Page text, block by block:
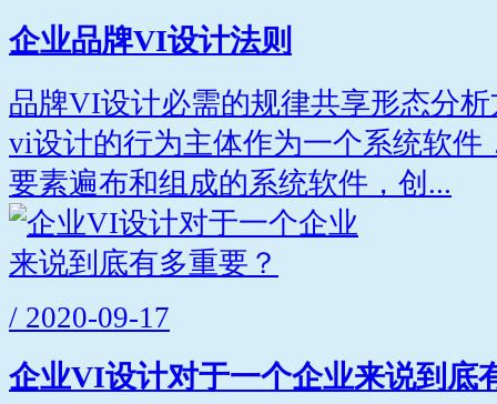
企业品牌VI设计法则
品牌VI设计必需的规律共享形态分
vi设计的行为主体作为一个系统软件
要素遍布和组成的系统软件，创...
/ 2020-09-17
企业VI设计对于一个企业来说到底